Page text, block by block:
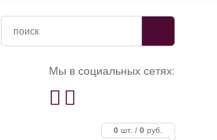
Мы в социальных сетях:
 
0 шт. / 0 руб.